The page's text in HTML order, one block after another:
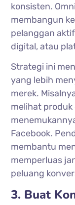
konsisten.
membangun
pelanggan
digital, atau
Strategi ini
yang lebih
merek.
melihat produk
Facebook.
membantu
memperluas
peluang
3. Buat